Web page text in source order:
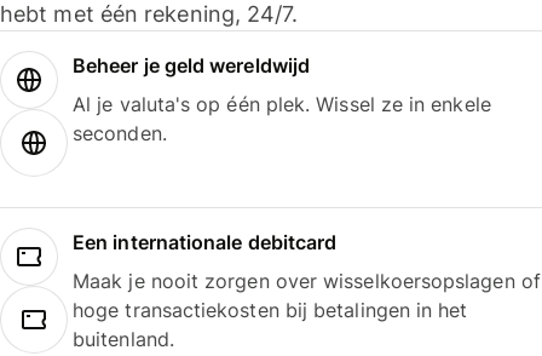
hebt met één rekening, 24/7.
Beheer je geld wereldwijd
Al je valuta's op één plek. Wissel ze in enkele
seconden.
Een internationale debitcard
Maak je nooit zorgen over wisselkoersopslagen of
hoge transactiekosten bij betalingen in het
buitenland.